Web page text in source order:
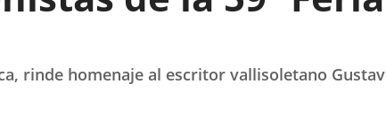
rinde homenaje al escritor vallisoletano